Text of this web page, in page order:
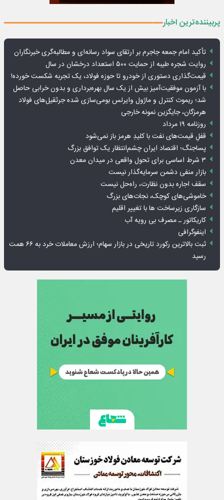
پربیننده‌ترین اخبار
تأکید امام جمعه جاجرم بر ارتقای سواد رسانه‌ای و مطالبه‌گری خبرنگاران
روایت شجره طیبه از حمایت ۵۰۰ استعداد درخشان در سال
قیمت‌گذاری دستوری از خودرو تا حوزه فولاد، یک تجربه شکست خورده!
با آزمون موفقیت‌آمیز بیش از یک سال بهره‌برداری و بدون خرابی حاصل
شد؛ ریموت کنترل و ماژول وایرلس بومی‌سازی شده جرثقیل‌های فولاد
هرمزگان، جایگزین نمونه خارجی
روزنامه ۱۹ مرداد
قفلِ قیمت‌های نفت با کلیدِ هرمز باز نمی‌شود
پساجنگ؛ اقتصاد ایران چشم‌انتظار یک توافق بزرگ
۳ شرط اساسی برای تحول واقعی در میدان معدن
بازار منفی دشمن سرمایه‌گذار نیست
سقف اجاره بدون نظارت، راه‌حل نیست
خاموشی‌های کوچک، نجات‌های بزرگ
سازگاری زیرساخت ها با تغییر اقلیم
کاریکاتور ـ مصرف بی رویه آب
اینفوگرافی
ثبت بالاترین رکورد تاریخی در بازار سهام؛ ارزش معاملات خرد به ۶۶ همت
رسید